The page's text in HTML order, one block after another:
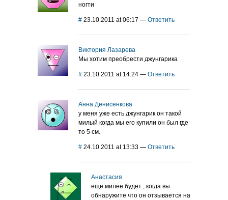
ногти
# 23.10.2011 at 06:17 — Ответить
Виктория Лазарева
Мы хотим преобрести джунгарика
# 23.10.2011 at 14:24 — Ответить
Анна Денисенкова
у меня уже есть джунгарик он такой
милый когда мы его купили он был где
то 5 см.
# 24.10.2011 at 13:33 — Ответить
Анастасия
еще милее будет , когда вы
обнаружите что он отзывается на